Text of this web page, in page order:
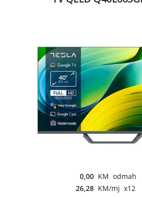
0,00 KM odmah
26,28 KM/mj x12